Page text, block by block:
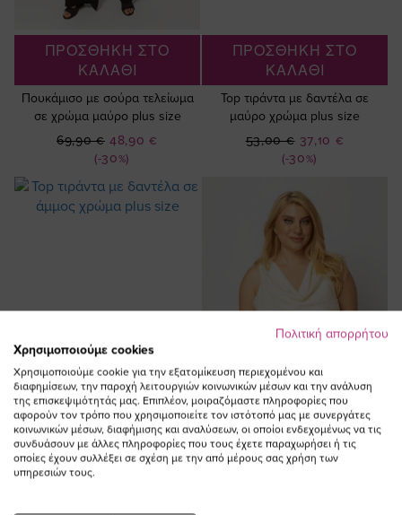
ΠΡΟΣΘΗΚΗ ΣΤΟ
ΚΑΛΑΘΙ
Πουκάμισο με σούρα τελείωμα
σε χρώμα μαύρο plus size
(-30%)
Ειδική
Τιμή
48,90 €
69,90 €
ΠΡΟΣΘΗΚΗ ΣΤΟ
ΚΑΛΑΘΙ
Top τιράντα με δαντέλα σε
μαύρο χρώμα plus size
(-30%)
Ειδική
Τιμή
37,10 €
53,00 €
ΠΡΟΣΘΗΚΗ ΣΤΟ
Πολιτική απορρήτου
Χρησιμοποιούμε cookies
Χρησιμοποιούμε cookie για την εξατομίκευση περιεχομένου και
διαφημίσεων, την παροχή λειτουργιών κοινωνικών μέσων και την ανάλυση
της επισκεψιμότητάς μας. Επιπλέον, μοιραζόμαστε πληροφορίες που
αφορούν τον τρόπο που χρησιμοποιείτε τον ιστότοπό μας με συνεργάτες
κοινωνικών μέσων, διαφήμισης και αναλύσεων, οι οποίοι ενδεχομένως να τις
συνδυάσουν με άλλες πληροφορίες που τους έχετε παραχωρήσει ή τις
οποίες έχουν συλλέξει σε σχέση με την από μέρους σας χρήση των
υπηρεσιών τους.